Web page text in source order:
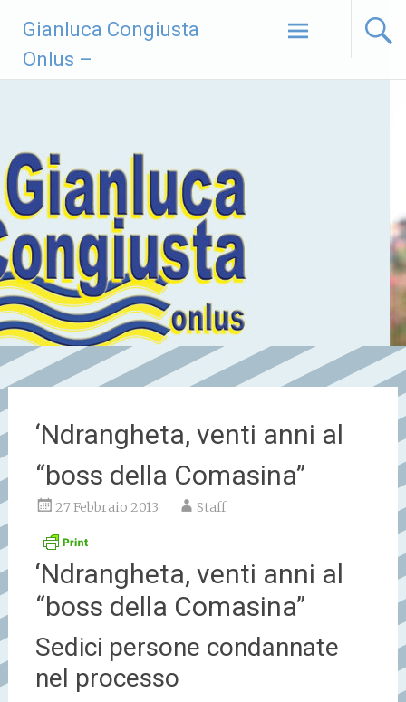
contenuto
Gianluca Congiusta
Onlus –
‘Ndrangheta, venti anni al
“boss della Comasina”
27 Febbraio 2013 Staff
‘Ndrangheta, venti anni al
“boss della Comasina”
Sedici persone condannate
nel processo